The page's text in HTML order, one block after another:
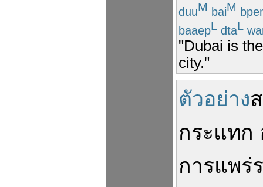
duuM baiM
baaepL dtaL
"Dubai is
city."
ตัวอย่าง
กระแทก
การแพร่